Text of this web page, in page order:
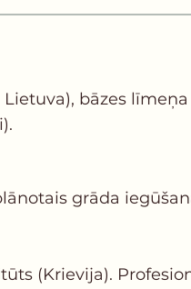
bāzes
grāda
(Krievija).